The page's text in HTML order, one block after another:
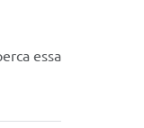
essa